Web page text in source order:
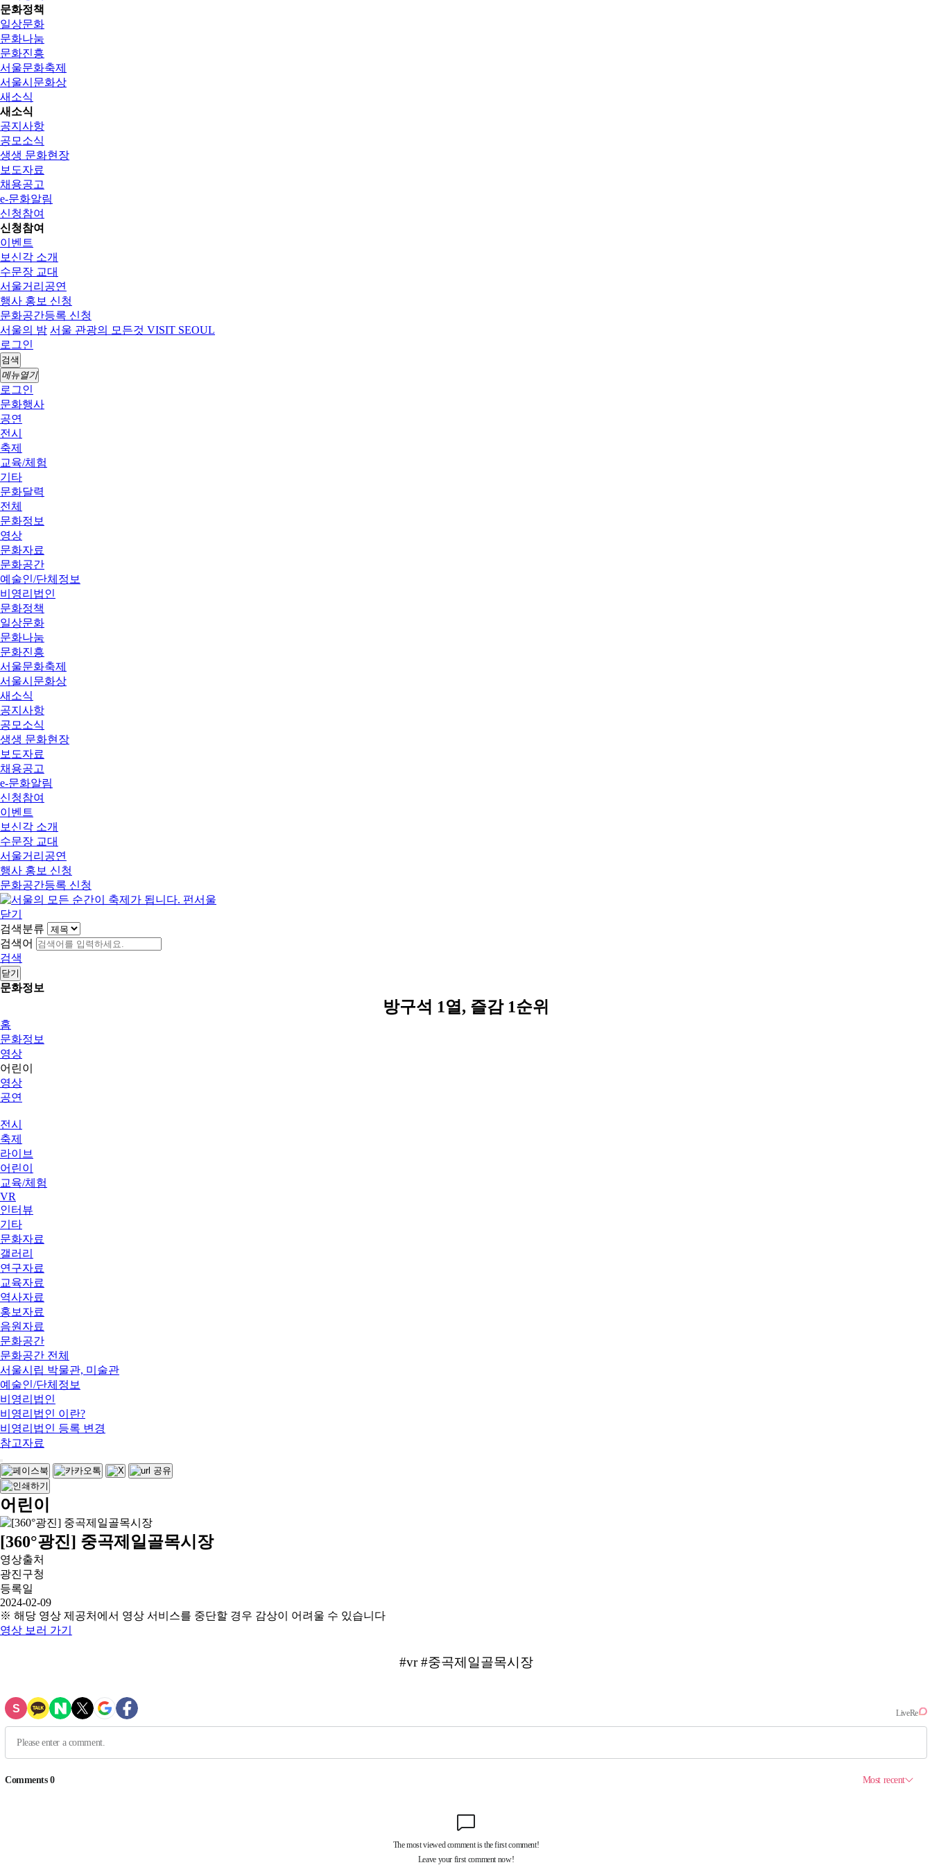
문화정책
일상문화
문화나눔
문화진흥
서울문화축제
서울시문화상
새소식
새소식
공지사항
공모소식
생생 문화현장
보도자료
채용공고
e-문화알림
신청참여
신청참여
이벤트
보신각 소개
수문장 교대
서울거리공연
행사 홍보 신청
문화공간등록 신청
서울의 밤 서울 관광의 모든것 VISIT SEOUL
로그인
검색
메뉴열기
로그인
문화행사
공연
전시
축제
교육/체험
기타
문화달력
전체
문화정보
영상
문화자료
문화공간
예술인/단체정보
비영리법인
문화정책
일상문화
문화나눔
문화진흥
서울문화축제
서울시문화상
새소식
공지사항
공모소식
생생 문화현장
보도자료
채용공고
e-문화알림
신청참여
이벤트
보신각 소개
수문장 교대
서울거리공연
행사 홍보 신청
문화공간등록 신청
닫기
검색분류
검색어
검색
닫기
문화정보
방구석 1열, 즐감 1순위
홈
문화정보
영상
어린이
영상
공연
전시
축제
라이브
어린이
교육/체험
VR
인터뷰
기타
문화자료
갤러리
연구자료
교육자료
역사자료
홍보자료
음원자료
문화공간
문화공간 전체
서울시립 박물관, 미술관
예술인/단체정보
비영리법인
비영리법인 이란?
비영리법인 등록 변경
참고자료
어린이
[360°광진] 중곡제일골목시장
영상출처
광진구청
등록일
2024-02-09
※ 해당 영상 제공처에서 영상 서비스를 중단할 경우 감상이 어려울 수 있습니다
영상 보러 가기
#vr #중곡제일골목시장